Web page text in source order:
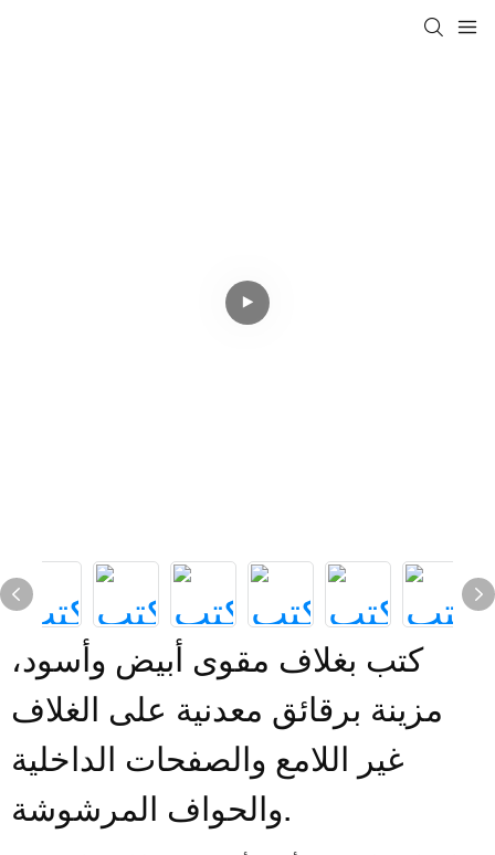
كتب بغلاف مقوى أبيض وأسود،
مزينة برقائق معدنية على الغلاف
غير اللامع والصفحات الداخلية
والحواف المرشوشة.